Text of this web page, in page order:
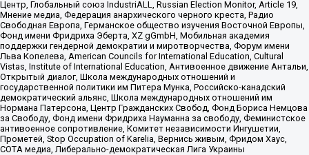
Центр, Глобальный союз IndustriALL, Russian Election Monitor, Article 19,
Мнение медиа, Федерация анархического черного креста, Радио
Свободная Европа, Германское общество изучения Восточной Европы,
Фонд имени Фридриха Эберта, XZ gGmbH, Мобильная академия
поддержки гендерной демократии и миротворчества, Форум имени
Льва Копелева, American Councils for International Education, Cultural
Vistas, Institute of International Education, Антивоенное движение Антальи,
Открытый диалог, Школа международных отношений и
государственной политики им Питера Мунка, Российско-канадский
демократический альянс, Школа международных отношений им
Нормана Патерсона, Центр Гражданских Свобод, Фонд Бориса Немцова
за Свободу, Фонд имени Фридриха Науманна за свободу, Феминистское
антивоенное сопротивление, Комитет независимости Ингушетии,
Прометей, Stop Occupation of Karelia, Вернись живым, Фридом Хаус,
СОТА медиа, Либерально-демократическая Лига Украины